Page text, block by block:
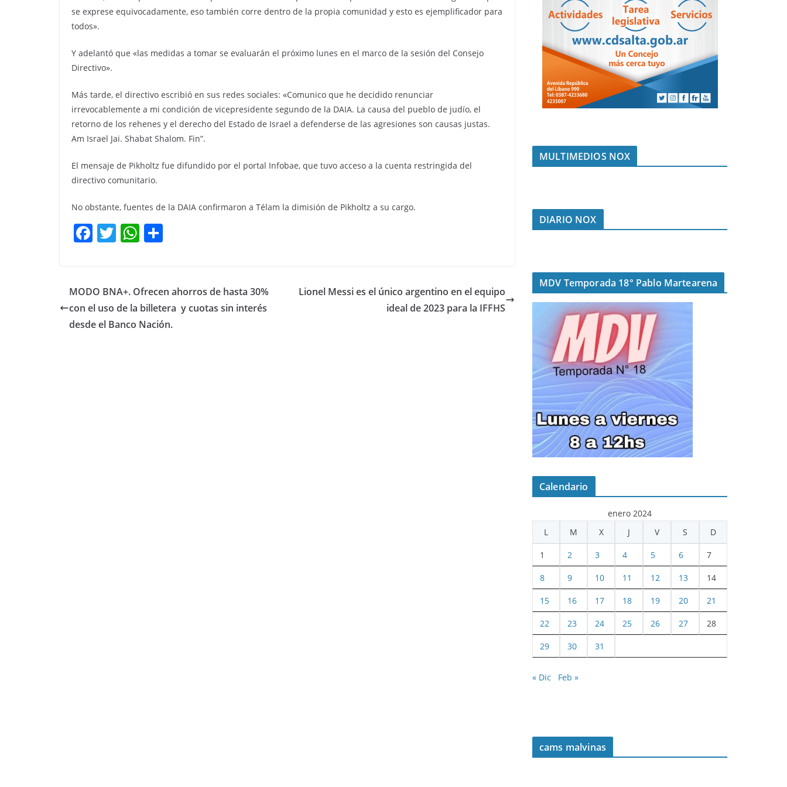
se exprese equivocadamente, eso también corre dentro de la propia comunidad y esto es ejemplificador para
todos».
Y adelantó que «las medidas a tomar se evaluarán el próximo lunes en el marco de la sesión del Consejo
Directivo».
Más tarde, el directivo escribió en sus redes sociales: «Comunico que he decidido renunciar
irrevocablemente a mi condición de vicepresidente segundo de la DAIA. La causa del pueblo de judío, el
retorno de los rehenes y el derecho del Estado de Israel a defenderse de las agresiones son causas justas.
Am Israel Jai. Shabat Shalom. Fin”.
El mensaje de Pikholtz fue difundido por el portal Infobae, que tuvo acceso a la cuenta restringida del
directivo comunitario.
No obstante, fuentes de la DAIA confirmaron a Télam la dimisión de Pikholtz a su cargo.
F
e
b
o
T
er
W
s
A
p
p
ar
tir
MODO BNA+. Ofrecen ahorros de hasta 30%
con el uso de la billetera y cuotas sin interés
desde el Banco Nación.
Lionel Messi es el único argentino en el equipo
ideal de 2023 para la IFFHS
MULTIMEDIOS NOX
DIARIO NOX
MDV Temporada 18° Pablo Martearena
Calendario
enero 2024
L
M X J V S D
1 2 3 4 5 6 7
8 9 10 11 12 13 14
15 16 17 18 19 20 21
22 23 24 25 26 27 28
29 30 31
« Dic Feb »
cams malvinas